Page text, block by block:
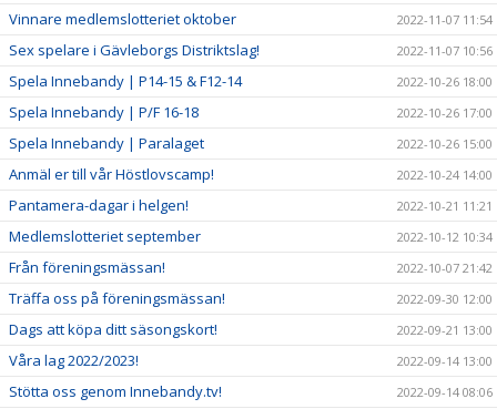
Vinnare medlemslotteriet oktober 2022-11-07 11:54
Sex spelare i Gävleborgs Distriktslag! 2022-11-07 10:56
Spela Innebandy | P14-15 & F12-14 2022-10-26 18:00
Spela Innebandy | P/F 16-18 2022-10-26 17:00
Spela Innebandy | Paralaget 2022-10-26 15:00
Anmäl er till vår Höstlovscamp! 2022-10-24 14:00
Pantamera-dagar i helgen! 2022-10-21 11:21
Medlemslotteriet september 2022-10-12 10:34
Från föreningsmässan! 2022-10-07 21:42
Träffa oss på föreningsmässan! 2022-09-30 12:00
Dags att köpa ditt säsongskort! 2022-09-21 13:00
Våra lag 2022/2023! 2022-09-14 13:00
Stötta oss genom Innebandy.tv! 2022-09-14 08:06